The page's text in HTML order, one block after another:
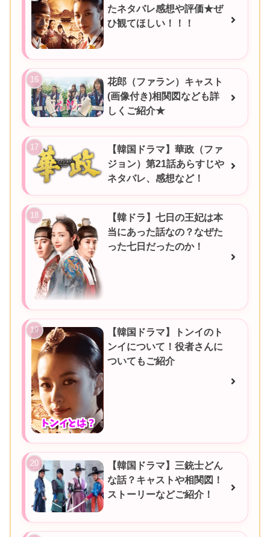
たネタバレ感想や評価★ぜ
ひ観てほしい！！！
花郎（ファラン）キャスト
(画像付き)相関図なども詳
しくご紹介★
【韓国ドラマ】華政（ファ
ジョン）第21話あらすじや
ネタバレ、感想など！
【韓ドラ】七日の王妃は本
当にあった話なの？なぜた
った七日だったのか！
【韓国ドラマ】トンイのト
ンイについて！役者さんに
ついてもご紹介
【韓国ドラマ】三銃士どん
な話？キャストや相関図！
ストーリーなどご紹介！